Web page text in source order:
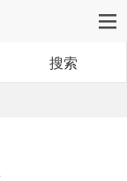
搜索